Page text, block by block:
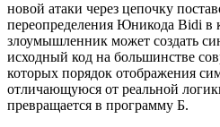
новой атаки через цепочку
переопределения Юникода Bidi в
злоумышленник может создать
исходный код на большинстве
которых порядок отображения
отличающуюся от реальной
превращается в программу Б.